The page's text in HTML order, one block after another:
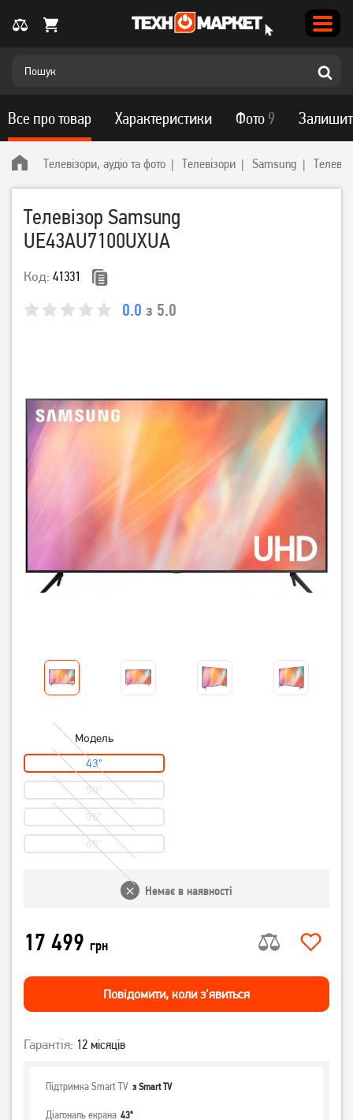
Телевізори, аудіо та фото Телевізори Samsung
Телевізор Samsung
UE43AU7100UXUA
Код: 41331
0.0 з 5.0
Все про товар Характеристики Фото 9
Модель
43"
50"
55"
65"
Немає в наявності
17 499 грн
Повiдомити, коли з'явиться
Гарантія: 12 місяців
Підтримка Smart TV з Smart TV
Діагональ екрана 43"